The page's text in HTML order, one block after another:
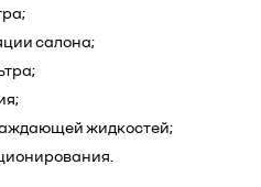
салона;
жидкостей;